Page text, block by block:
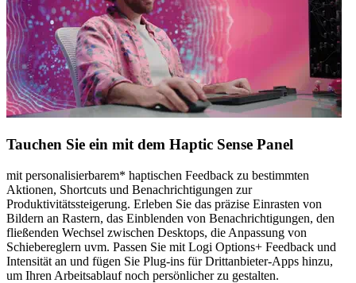
Tauchen Sie ein mit dem Haptic Sense Panel
mit personalisierbarem* haptischen Feedback zu bestimmten
Aktionen, Shortcuts und Benachrichtigungen zur
Produktivitätssteigerung. Erleben Sie das präzise Einrasten von
Bildern an Rastern, das Einblenden von Benachrichtigungen, den
fließenden Wechsel zwischen Desktops, die Anpassung von
Schiebereglern uvm. Passen Sie mit Logi Options+ Feedback und
Intensität an und fügen Sie Plug-ins für Drittanbieter-Apps hinzu,
um Ihren Arbeitsablauf noch persönlicher zu gestalten.